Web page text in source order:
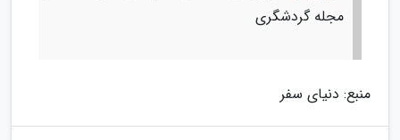
مجله گردشگری
منبع: دنیای سفر